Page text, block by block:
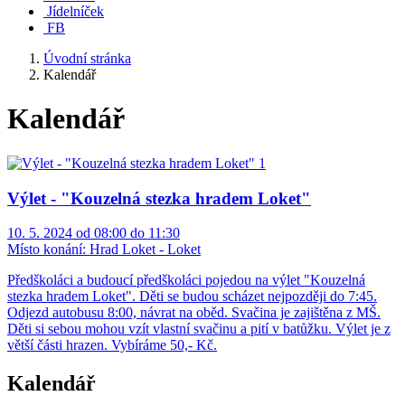
Jídelníček
FB
Úvodní stránka
Kalendář
Kalendář
Výlet - "Kouzelná stezka hradem Loket"
10. 5. 2024 od 08:00 do 11:30
Místo konání: Hrad Loket - Loket
Předškoláci a budoucí předškoláci pojedou na výlet "Kouzelná
stezka hradem Loket". Děti se budou scházet nejpozději do 7:45.
Odjezd autobusu 8:00, návrat na oběd. Svačina je zajištěna z MŠ.
Děti si sebou mohou vzít vlastní svačinu a pití v batůžku. Výlet je z
větší části hrazen. Vybíráme 50,- Kč.
Kalendář